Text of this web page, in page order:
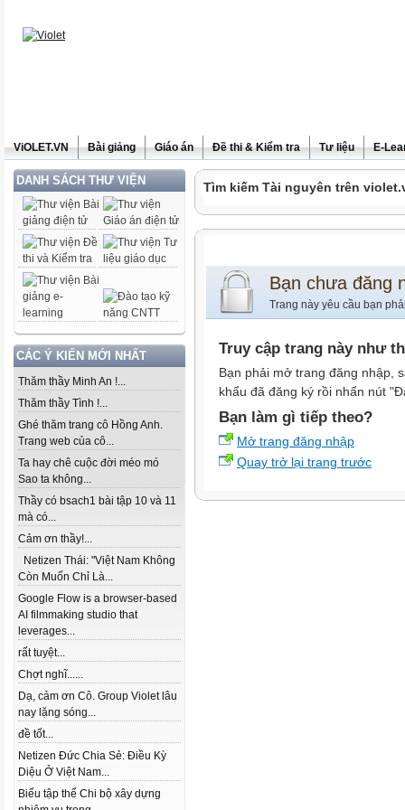
ViOLET.VN Bài giảng Giáo án Đề thi & Kiểm tra Tư liệu E-
DANH SÁCH THƯ VIỆN
CÁC Ý KIẾN MỚI NHẤT
Thăm thầy Minh An !...
Thăm thầy Tình !...
Ghé thăm trang cô Hồng Anh.
Trang web của cô...
Ta hay chê cuộc đời méo mó
Sao ta không...
Thầy có bsach1 bài tập 10 và 11
mà có...
Cảm ơn thầy!...
Netizen Thái: "Việt Nam Không
Còn Muốn Chỉ Là...
Google Flow is a browser-based
AI filmmaking studio that
leverages...
rất tuyệt...
Chợt nghĩ......
Dạ, cảm ơn Cô. Group Violet lâu
nay lặng sóng...
đề tốt...
Netizen Đức Chia Sẻ: Điều Kỳ
Diệu Ở Việt Nam...
Biểu tập thể Chi bộ xây dựng
Tìm kiếm Tài nguyên trên
Bạn chưa đăng
Trang này yêu cầu bạn
Truy cập trang này như
Bạn phải mở trang đăng nhập,
khẩu đã đăng ký rồi nhấn nút
Bạn làm gì tiếp theo?
Mở trang đăng nhập
Quay trở lại trang trước